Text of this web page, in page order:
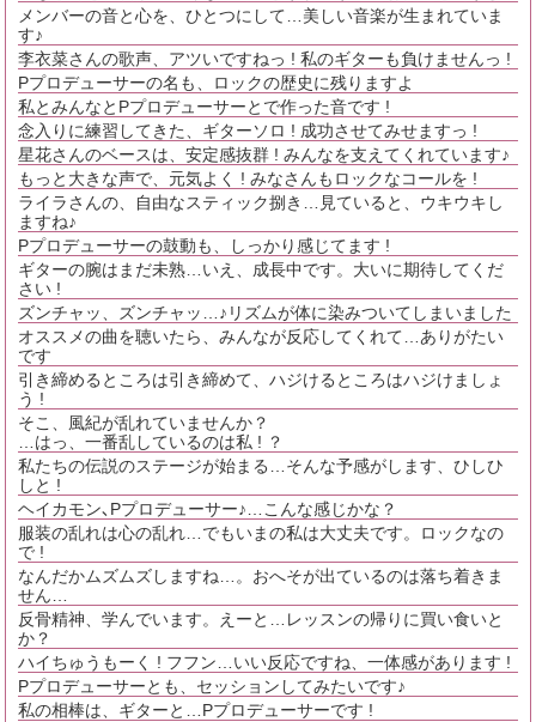
メンバーの音と心を、ひとつにして…美しい音楽が生まれていま
す♪
李衣菜さんの歌声、アツいですねっ ! 私のギターも負けませんっ !
Pプロデューサーの名も、ロックの歴史に残りますよ
私とみんなとPプロデューサーとで作った音です !
念入りに練習してきた、ギターソロ ! 成功させてみせますっ !
星花さんのベースは、安定感抜群 ! みんなを支えてくれています♪
もっと大きな声で、元気よく ! みなさんもロックなコールを !
ライラさんの、自由なスティック捌き…見ていると、ウキウキし
ますね♪
Pプロデューサーの鼓動も、しっかり感じてます !
ギターの腕はまだ未熟…いえ、成長中です。大いに期待してくだ
さい !
ズンチャッ、ズンチャッ…♪リズムが体に染みついてしまいました
オススメの曲を聴いたら、みんなが反応してくれて…ありがたい
です
引き締めるところは引き締めて、ハジけるところはハジけましょ
う !
そこ、風紀が乱れていませんか？
…はっ、一番乱しているのは私 ! ？
私たちの伝説のステージが始まる…そんな予感がします、ひしひ
しと !
ヘイカモン､Pプロデューサー♪…こんな感じかな？
服装の乱れは心の乱れ…でもいまの私は大丈夫です。ロックなの
で !
なんだかムズムズしますね…。おへそが出ているのは落ち着きま
せん…
反骨精神、学んでいます。えーと…レッスンの帰りに買い食いと
か？
ハイちゅうもーく ! フフン…いい反応ですね、一体感があります !
Pプロデューサーとも、セッションしてみたいです♪
私の相棒は、ギターと…Pプロデューサーです !